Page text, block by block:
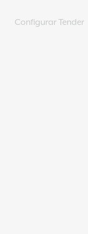
Configurar Tender